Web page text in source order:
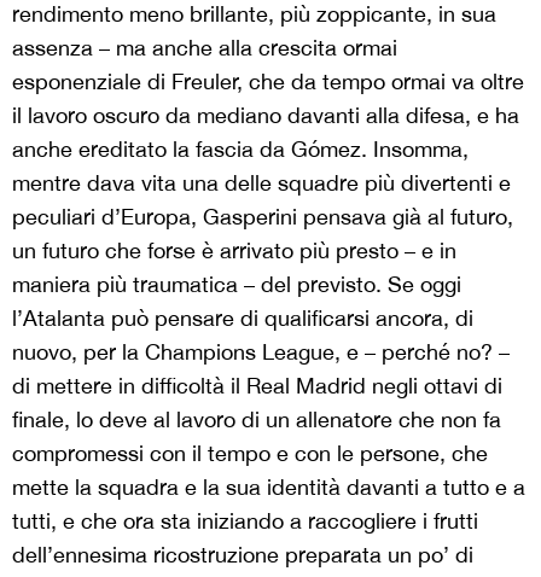
rendimento meno brillante, più zoppicante, in sua
assenza – ma anche alla crescita ormai
esponenziale di Freuler, che da tempo ormai va oltre
il lavoro oscuro da mediano davanti alla difesa, e ha
anche ereditato la fascia da Gómez. Insomma,
mentre dava vita una delle squadre più divertenti e
peculiari d’Europa, Gasperini pensava già al futuro,
un futuro che forse è arrivato più presto – e in
maniera più traumatica – del previsto. Se oggi
l’Atalanta può pensare di qualificarsi ancora, di
nuovo, per la Champions League, e – perché no? –
di mettere in difficoltà il Real Madrid negli ottavi di
finale, lo deve al lavoro di un allenatore che non fa
compromessi con il tempo e con le persone, che
mette la squadra e la sua identità davanti a tutto e a
tutti, e che ora sta iniziando a raccogliere i frutti
dell’ennesima ricostruzione preparata un po’ di